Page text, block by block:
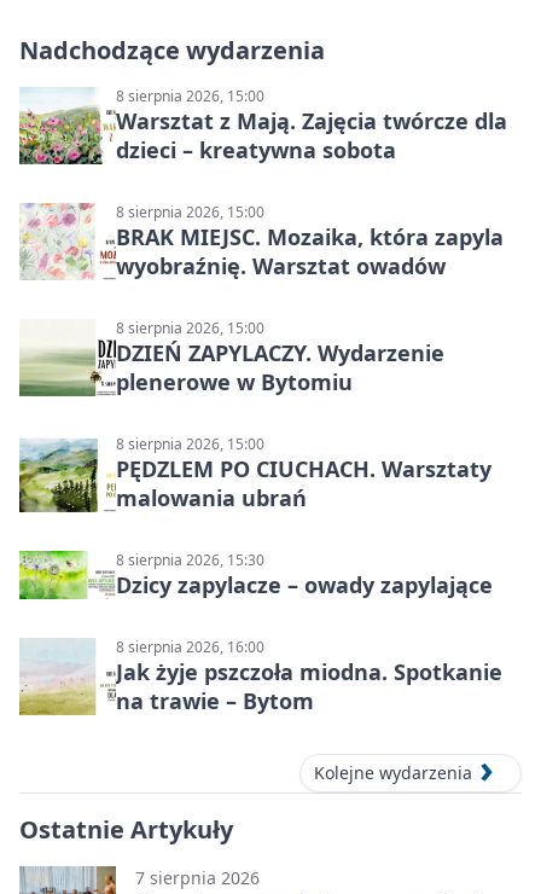
Nadchodzące wydarzenia
8 sierpnia 2026, 15:00
Warsztat z Mają. Zajęcia twórcze dla
dzieci – kreatywna sobota
8 sierpnia 2026, 15:00
BRAK MIEJSC. Mozaika, która zapyla
wyobraźnię. Warsztat owadów
8 sierpnia 2026, 15:00
DZIEŃ ZAPYLACZY. Wydarzenie
plenerowe w Bytomiu
8 sierpnia 2026, 15:00
PĘDZLEM PO CIUCHACH. Warsztaty
malowania ubrań
8 sierpnia 2026, 15:30
Dzicy zapylacze – owady zapylające
8 sierpnia 2026, 16:00
Jak żyje pszczoła miodna. Spotkanie
na trawie – Bytom
Kolejne wydarzenia
Ostatnie Artykuły
7 sierpnia 2026